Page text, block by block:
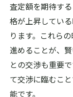
査定額を期待す
格が上昇してい
ります。これら
進めることが、
との交渉も重要
て交渉に臨むこ
能です。